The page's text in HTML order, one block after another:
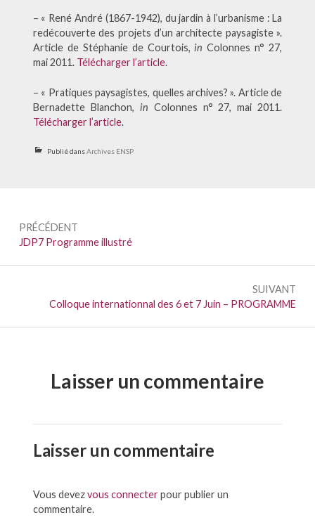
– « René André (1867-1942), du jardin à l’urbanisme : La
redécouverte des projets d’un architecte paysagiste ».
Article de Stéphanie de Courtois,inColonnes n° 27,
mai 2011. Télécharger l’article.
– « Pratiques paysagistes, quelles archives? ». Article de
Bernadette Blanchon, in Colonnes n° 27, mai 2011.
Télécharger l’article.
Publié dansArchives ENSP
Navigation
de
l’article
PRÉCÉDENT
Précédent :
JDP7 Programme illustré
SUIVANT
Suivant :
Colloque internationnal des 6 et 7 Juin – PROGRAMME
Laisser un commentaire
Laisser un commentaire
Vous devezvous connecterpour publier un
commentaire.